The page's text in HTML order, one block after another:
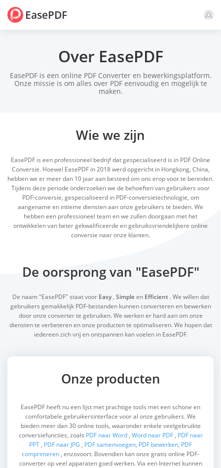
EasePDF
Over EasePDF
EasePDF is een online PDF Converter en bewerkingsplatform.
Onze missie is om alles over PDF eenvoudig en mogelijk te
maken.
Wie we zijn
EasePDF is een professioneel bedrijf dat gespecialiseerd is in PDF Online
Conversie. Hoewel EasePDF in 2018 werd opgericht in Hongkong, China,
hebben we er meer dan 10 jaaraan besteed om ons erop voor te bereiden.
Tijdens deze periode onderzoeken we de behoeften van gebruikers voor
PDF-conversie, gespecialiseerd in PDF-conversietechnologie, om
aangename en intieme diensten aan onze gebruikers te bieden. We
hebben een professioneel team en we zullen doorgaan met het
ontwikkelen van beter gekwaliﬁceerde en gebruiksvriendelijkere online
conversie naar onze klanten.
De oorsprong van "EasePDF"
De naam "EasePDF" staat voor Easy, Simpleen Efficient. We willen dat
gebruikers gemakkelijk PDF-bestanden kunnen converteren en bewerken
door onze converter te gebruiken. We werken er hard aan om onze
diensten te verbeteren en onze producten te optimaliseren. We hopen dat
iedereen zich vrij en ontspannen kan voelen in EasePDF.
Onze producten
EasePDF heeft nu een lijst met prachtige tools met een schone en
comfortabele gebruikersinterface voor al onze gebruikers. We
bieden meer dan 30 online tools, waaronder enkele veelgebruikte
conversiefuncties, zoals PDF naar Word, Word naar PDF, PDF naar
PPT , PDF naar JPG , PDF samenvoegen, PDF bewerken, PDF
comprimeren , enzovoort. Bovendien kan onze gratis online PDF-
converter op veel apparaten goed werken. Via een Internet kunnen